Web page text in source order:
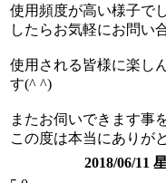
使用頻度が高い様子で
したらお気軽にお問い
使用される皆様に楽し
す(^ ^)
またお伺いできます事
この度は本当にありが
2018/06/11